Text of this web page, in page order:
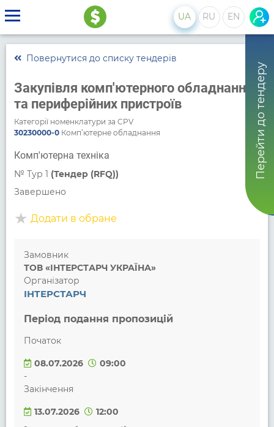
UA RU EN
Перейти до тендеру
Повернутися до списку тендерів
Закупівля комп'ютерного обладнання
та периферійних пристроїв
Категорії номенклатури за CPV
30230000-0Комп’ютерне обладнання
Комп'ютерна техніка
№ Тур 1 (Тендер (RFQ))
Завершено
Додати в обране
Замовник
ТОВ «ІНТЕРСТАРЧ УКРАЇНА»
Організатор
ІНТЕРСТАРЧ
Період подання пропозицій
Початок
08.07.2026
09:00
-
Закінчення
13.07.2026 12:00